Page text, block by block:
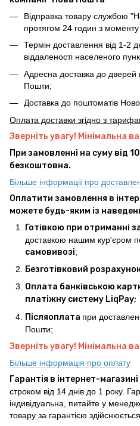
Відправка товару службою
протягом 24 годин з
Термін доставлення від 1-2
віддаленості населеного
Адресна доставка до дверей
Пошти;
Доставка до поштоматів
Оплата доставки згідно з
Зверніть увагу! Мінімальна
При замовленні на суму від
безкоштовна.
Більше інформації про
Оплатити замовлення в
можете будь-яким із
Готівкою при отриманні
доставкою нашим кур'єром
самовивозі;
Безготівковий
Оплата банківською
платіжну систему LiqPay;
Післяоплата при
Пошти;
Зверніть увагу! Мінімальна
Більше інформація про оплату
Гарантія в інтернет-
строком від 14 днів до 1 року.
індивідуальна, питайте у
товару за гарантією